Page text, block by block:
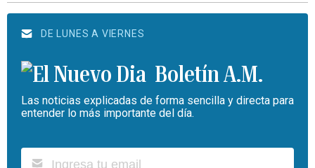
DE LUNES A VIERNES
Boletín A.M.
Las noticias explicadas de forma sencilla y directa para
entender lo más importante del día.